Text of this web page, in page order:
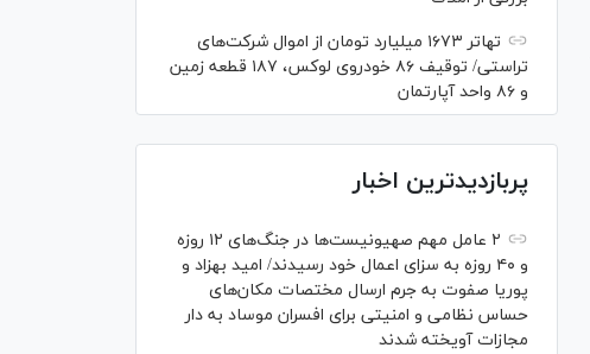
تهاتر ۱۶۷۳ میلیارد تومان از اموال شرکت‌های
تراستی/ توقیف ۸۶ خودروی لوکس، ۱۸۷ قطعه زمین
و ۸۶ واحد آپارتمان
پربازدیدترین اخبار
۲ عامل مهم صهیونیست‌ها در جنگ‌های ۱۲ روزه
و ۴۰ روزه به سزای اعمال خود رسیدند/ امید بهزاد و
پوریا صفوت به جرم ارسال مختصات مکان‌های
حساس نظامی و امنیتی برای افسران موساد به دار
مجازات آویخته شدند